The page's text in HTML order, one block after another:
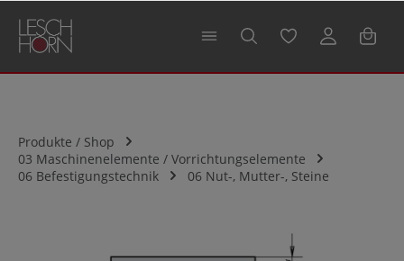
springen
Produkte / Shop
03 Maschinenelemente / Vorrichtungselemente
06 Befestigungstechnik
06 Nut-, Mutter-, Steine